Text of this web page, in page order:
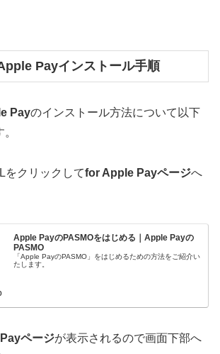
Payインストール手順
Payのインストール方法について以下
をクリックしてfor Apple Payページへ
Apple PayのPASMOをはじめる｜Apple Payの
PASMO
「Apple PayのPASMO」をはじめるための方法をご紹介い
たします。
ページが表示されるので画面下部へ